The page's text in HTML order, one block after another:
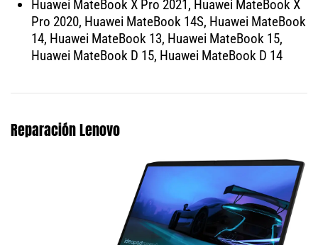
Huawei MateBook X Pro 2021, Huawei MateBook X
Pro 2020, Huawei MateBook 14S, Huawei MateBook
14, Huawei MateBook 13, Huawei MateBook 15,
Huawei MateBook D 15, Huawei MateBook D 14
Reparación Lenovo